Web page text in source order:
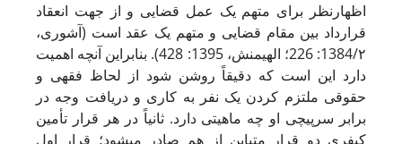
اظهارنظر برای متهم یک عمل قضایی و از جهت انعقاد
قرارداد بین مقام قضایی و متهم یک عقد است (آشوری،
1384/۲: 226؛ الهی‏منش، 1395: 428). بنابراین آنچه اهمیت
دارد این است که دقیقاً روشن شود از لحاظ فقهی و
حقوقی ملتزم کردن یک نفر به کاری و دریافت وجه در
برابر سرپیچی او چه ماهیتی دارد. ثانیاً در هر قرار تأمین
کیفری دو قرار متباین از هم صادر می‏شود؛ قرار اول